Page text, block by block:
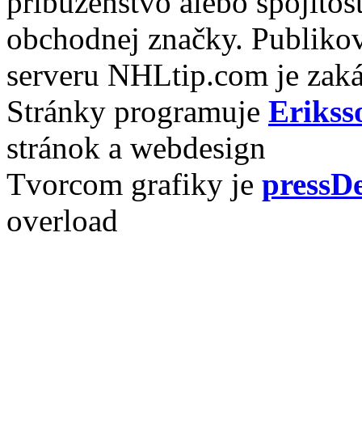
obchodnej značky.
serveru NHLtip.com je
Stránky programuje
stránok a webdesign
Tvorcom grafiky je
overload